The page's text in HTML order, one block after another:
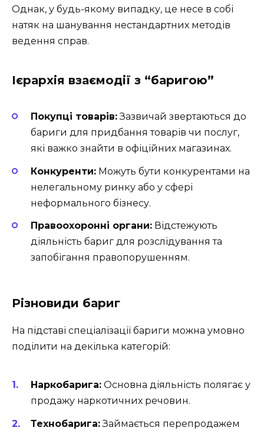
Однак, у будь-якому випадку, це несе в собі
натяк на шанування нестандартних методів
ведення справ.
Ієрархія взаємодії з “баригою”
Покупці товарів:Зазвичай звертаються до
бариги для придбання товарів чи послуг,
які важко знайти в офіційних магазинах.
Конкуренти: Можуть бути конкурентами на
нелегальному ринку або у сфері
неформального бізнесу.
Правоохоронні органи: Відстежують
діяльність бариг для розслідування та
запобігання правопорушенням.
Різновиди бариг
На підставі спеціалізації бариги можна умовно
поділити на декілька категорій:
Наркобарига: Основна діяльність полягає у
продажу наркотичних речовин.
Технобарига:Займається перепродажем